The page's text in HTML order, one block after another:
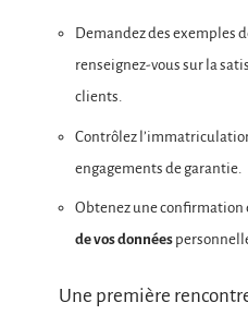
Demandez des exemples
renseignez-vous sur la
clients.
Contrôlez
engagements de garantie.
Obtenez une confirmation
de vos données
Une première